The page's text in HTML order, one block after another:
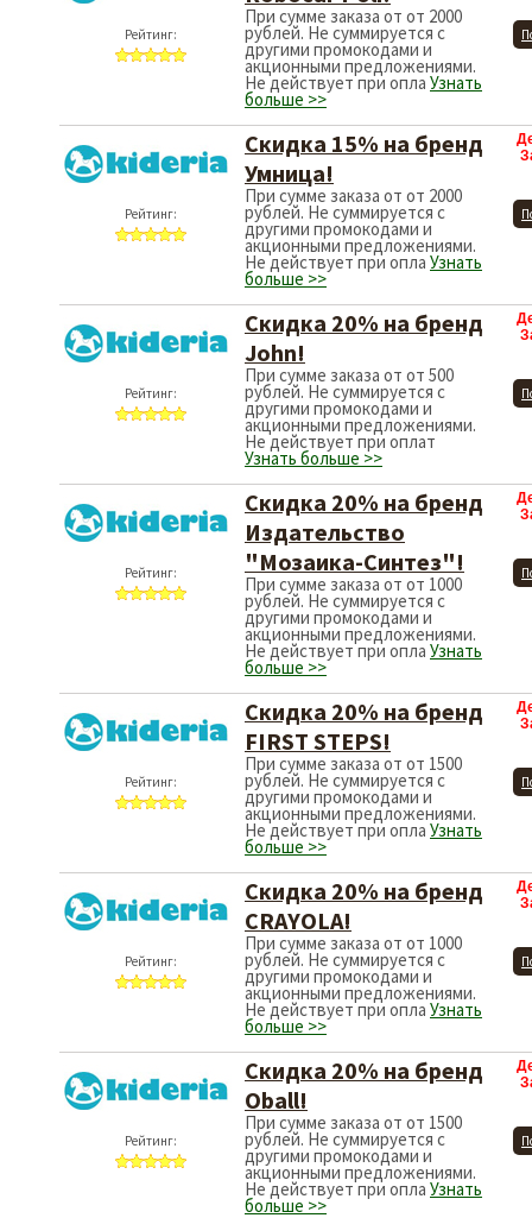
Рейтинг:
При сумме заказа от от 2000
рублей. Не суммируется с
другими промокодами и
акционными предложениями.
Не действует при опла Узнать
больше >>
Рейтинг:
Скидка 15% на бренд
Умница!
При сумме заказа от от 2000
рублей. Не суммируется с
другими промокодами и
акционными предложениями.
Не действует при опла Узнать
больше >>
Рейтинг:
Скидка 20% на бренд
John!
При сумме заказа от от 500
рублей. Не суммируется с
другими промокодами и
акционными предложениями.
Не действует при оплат
Узнать больше >>
Рейтинг:
Скидка 20% на бренд
Издательство
"Мозаика-Синтез"!
При сумме заказа от от 1000
рублей. Не суммируется с
другими промокодами и
акционными предложениями.
Не действует при опла Узнать
больше >>
Рейтинг:
Скидка 20% на бренд
FIRST STEPS!
При сумме заказа от от 1500
рублей. Не суммируется с
другими промокодами и
акционными предложениями.
Не действует при опла Узнать
больше >>
Рейтинг:
Скидка 20% на бренд
CRAYOLA!
При сумме заказа от от 1000
рублей. Не суммируется с
другими промокодами и
акционными предложениями.
Не действует при опла Узнать
больше >>
Рейтинг:
Скидка 20% на бренд
Oball!
При сумме заказа от от 1500
рублей. Не суммируется с
другими промокодами и
акционными предложениями.
Не действует при опла Узнать
больше >>